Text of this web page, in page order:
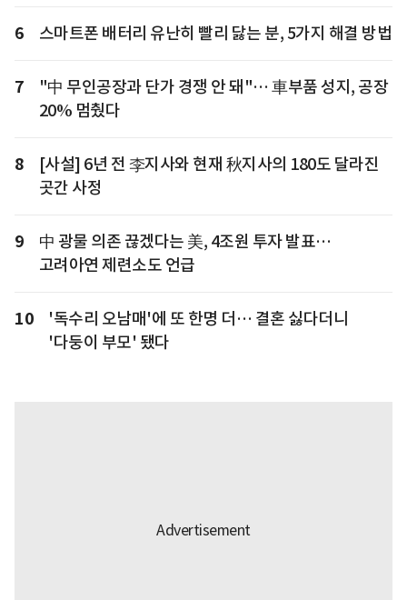
6 스마트폰 배터리 유난히 빨리 닳는 분, 5가지 해결 방법
7
"中 무인공장과 단가 경쟁 안 돼"… 車부품 성지, 공장
20% 멈췄다
8
[사설] 6년 전 李지사와 현재 秋지사의 180도 달라진
곳간 사정
9
中 광물 의존 끊겠다는 美, 4조원 투자 발표…
고려아연 제련소도 언급
10
'독수리 오남매'에 또 한명 더… 결혼 싫다더니
'다둥이 부모' 됐다